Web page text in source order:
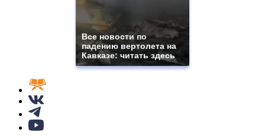
Все новости по
падению вертолета на
Кавказе: читать здесь